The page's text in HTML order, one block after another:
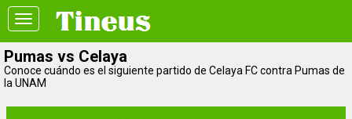
Toggle
navigation
Pumas vs Celaya
Conoce cuándo es el siguiente partido de Celaya FC contra Pumas de
la UNAM